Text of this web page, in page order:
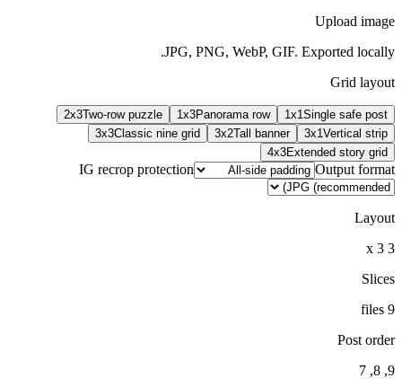
2x3Two-row
3x3
IG recrop